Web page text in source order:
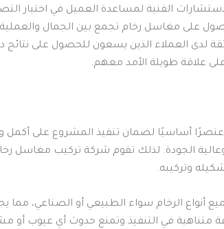
الفنية لمساعدة العميل في اختيار
على مغاسل رخام تجمع بين الجمال
ثقة لدى العملاء الذين يسعون للحصول على
علاقة طويلة الأمد معهم.
أساسيًا لضمان تنفيذ المشروع على أكمل
الجودة. لذلك تقوم شركة تركيب مغاسل رخام
وتركيبه.
أنواع الرخام سواء الطبيعي أو الصناعي،
في التنفيذ وتمنع حدوث أي عيوب أو